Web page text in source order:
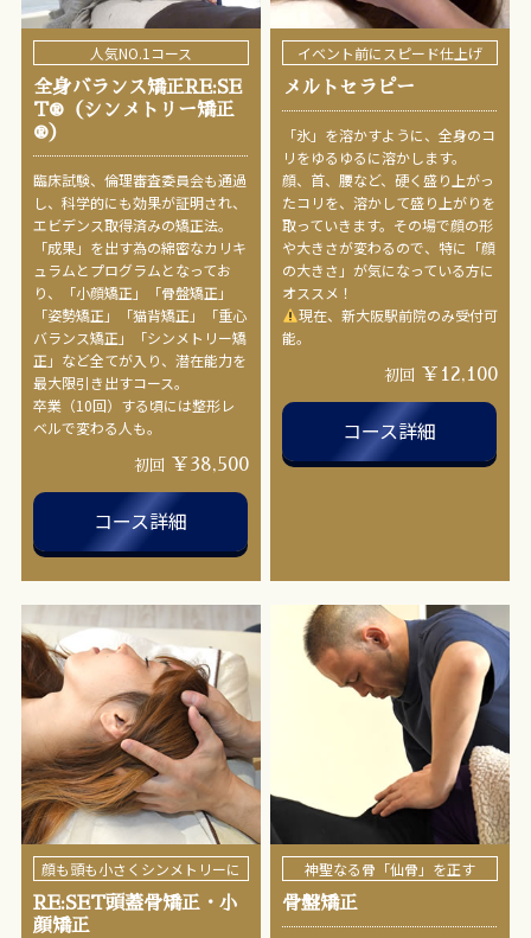
人気NO.1コース
全身バランス矯正RE:SE
T®︎（シンメトリー矯正
®︎）
臨床試験、倫理審査委員会も通過
し、科学的にも効果が証明され、
エビデンス取得済みの矯正法。
「成果」を出す為の綿密なカリキ
ュラムとプログラムとなってお
り、「小顔矯正」「骨盤矯正」
「姿勢矯正」「猫背矯正」「重心
バランス矯正」「シンメトリー矯
正」など全てが入り、潜在能力を
最大限引き出すコース。
卒業（10回）する頃には整形レ
ベルで変わる人も。
初回 ￥38,500
コース詳細
イベント前にスピード仕上げ
メルトセラピー
「氷」を溶かすように、全身のコ
リをゆるゆるに溶かします。
顔、首、腰など、硬く盛り上がっ
たコリを、溶かして盛り上がりを
取っていきます。その場で顔の形
や大きさが変わるので、特に「顔
の大きさ」が気になっている方に
オススメ！
現在、新大阪駅前院のみ受付可
能。
初回 ￥12,100
コース詳細
顔も頭も小さくシンメトリーに
RE:SET頭蓋骨矯正・小
顔矯正
神聖なる骨「仙骨」を正す
骨盤矯正